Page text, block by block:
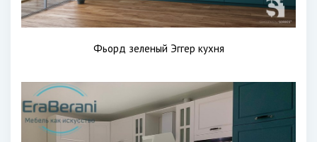
Фьорд зеленый Эггер кухня